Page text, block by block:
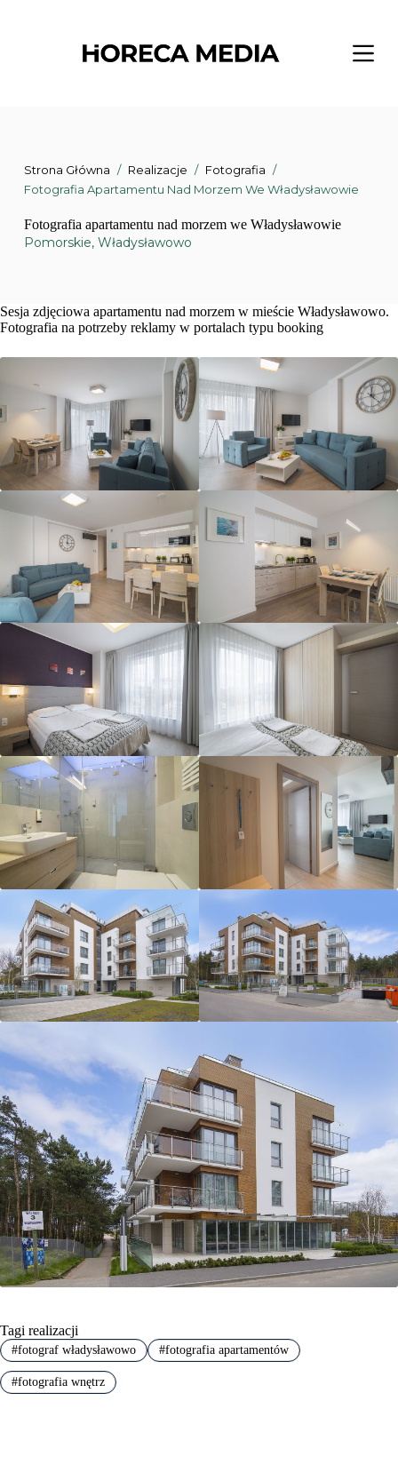
Strona Główna / Realizacje / Fotografia /
Fotografia Apartamentu Nad Morzem We Władysławowie
Fotografia apartamentu nad morzem we Władysławowie
Pomorskie, Władysławowo
Sesja zdjęciowa apartamentu nad morzem w mieście Władysławowo.
Fotografia na potrzeby reklamy w portalach typu booking
Tagi realizacji
#fotograf władysławowo #fotografia apartamentów
#fotografia wnętrz